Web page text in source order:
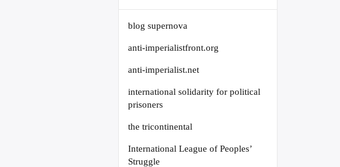
blog supernova
anti-imperialistfront.org
anti-imperialist.net
international solidarity for political
prisoners
the tricontinental
International League of Peoples’
Struggle